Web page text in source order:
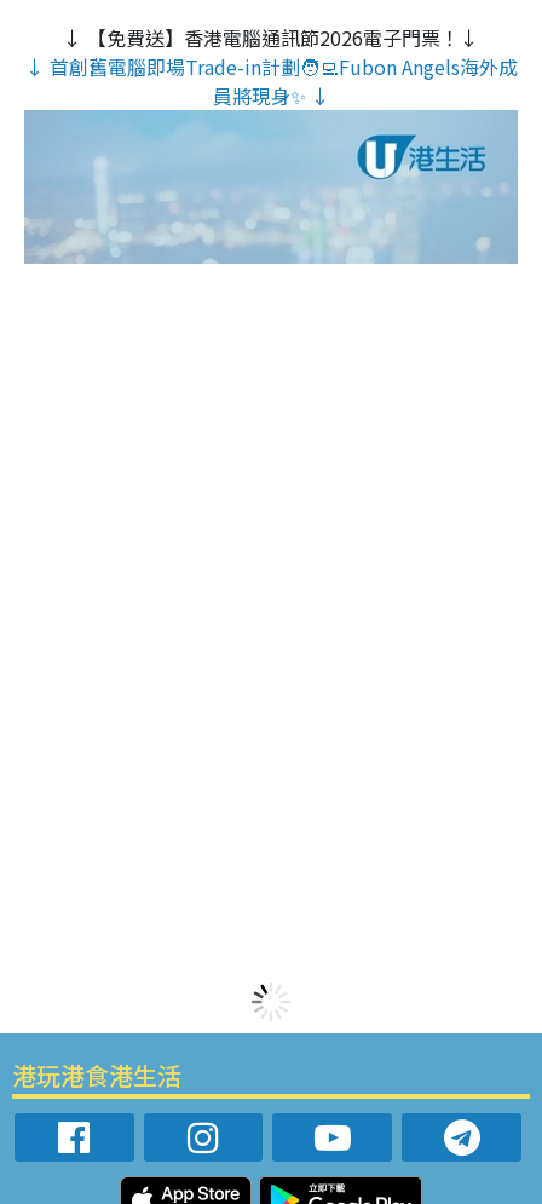
↓ 【免費送】香港電腦通訊節2026電子門票！↓
↓ 首創舊電腦即場Trade-in計劃🧑‍💻Fubon Angels海外成
員將現身✨ ↓
港玩港食港生活